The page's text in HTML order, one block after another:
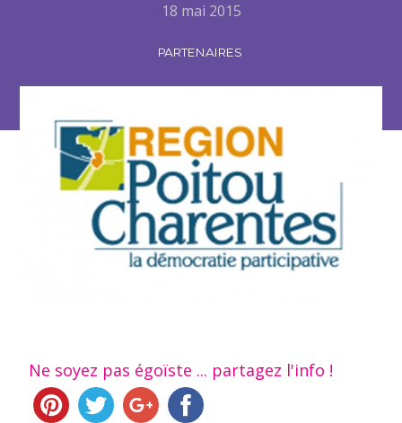
18 mai 2015
PARTENAIRES
Ne soyez pas égoïste ... partagez l'info !